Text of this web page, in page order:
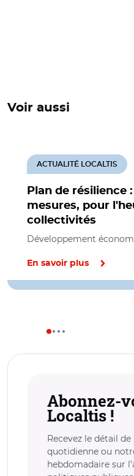
Voir aussi
Plan de résilience
mesures, pour
collectivités
ACTUALITÉ LOCALTIS
Développement
En savoir plus
Abonnez-
Localtis !
Recevez le détail
quotidienne ou
hebdomadaire sur